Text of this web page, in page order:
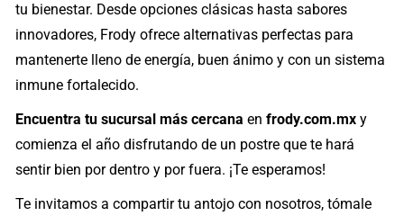
tu bienestar. Desde opciones clásicas hasta sabores
innovadores, Frody ofrece alternativas perfectas para
mantenerte lleno de energía, buen ánimo y con un sistema
inmune fortalecido.
Encuentra tu sucursal más cercana enfrody.com.mx y
comienza el año disfrutando de un postre que te hará
sentir bien por dentro y por fuera. ¡Te esperamos!
Te invitamos a compartir tu antojo con nosotros, tómale